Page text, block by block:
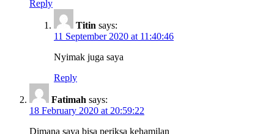
Reply
Titin says:
11 September 2020 at 11:40:46
Nyimak juga saya
Reply
Fatimah says:
18 February 2020 at 20:59:22
Dimana saya bisa periksa kehamilan